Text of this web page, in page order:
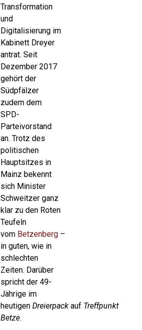
Transformation
und
Digitalisierung im
Kabinett Dreyer
antrat. Seit
Dezember 2017
gehört der
Südpfälzer
zudem dem
SPD-
Parteivorstand
an. Trotz des
politischen
Hauptsitzes in
Mainz bekennt
sich Minister
Schweitzer ganz
klar zu den Roten
Teufeln
vom Betzenberg–
in guten, wie in
schlechten
Zeiten. Darüber
spricht der 49-
Jährige im
heutigen Dreierpackauf Treffpunkt
Betze.